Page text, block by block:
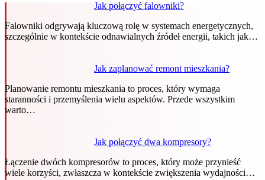
Jak połączyć falowniki?
Falowniki odgrywają kluczową rolę w systemach energetycznych,
szczególnie w kontekście odnawialnych źródeł energii, takich jak…
Jak zaplanować remont mieszkania?
Planowanie remontu mieszkania to proces, który wymaga
staranności i przemyślenia wielu aspektów. Przede wszystkim
warto…
Jak połączyć dwa kompresory?
Łączenie dwóch kompresorów to proces, który może przynieść
wiele korzyści, zwłaszcza w kontekście zwiększenia wydajności…